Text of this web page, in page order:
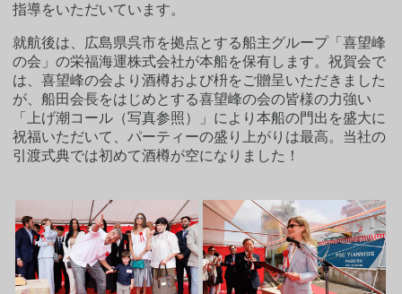
指導をいただいています。
就航後は、広島県呉市を拠点とする船主グループ「喜望峰
の会」の栄福海運株式会社が本船を保有します。祝賀会で
は、喜望峰の会より酒樽および枡をご贈呈いただきました
が、船田会長をはじめとする喜望峰の会の皆様の力強い
「上げ潮コール（写真参照）」により本船の門出を盛大に
祝福いただいて、パーティーの盛り上がりは最高。当社の
引渡式典では初めて酒樽が空になりました！